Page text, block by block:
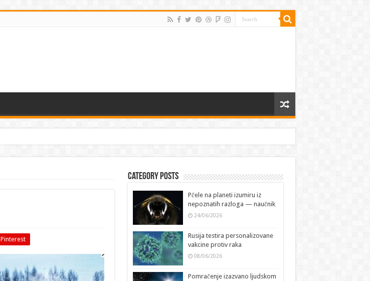
Pinterest
Category Posts
Pčele na planeti izumiru iz
nepoznatih razloga — naučnik
24/06/2026
Rusija testira personalizovane
vakcine protiv raka
08/06/2026
Pomračenje izazvano ljudskom